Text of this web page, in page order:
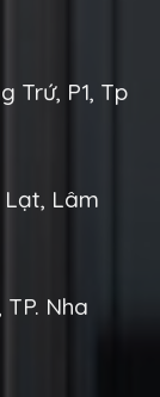
Trứ, P1, Tp
Lạt, Lâm
Nha